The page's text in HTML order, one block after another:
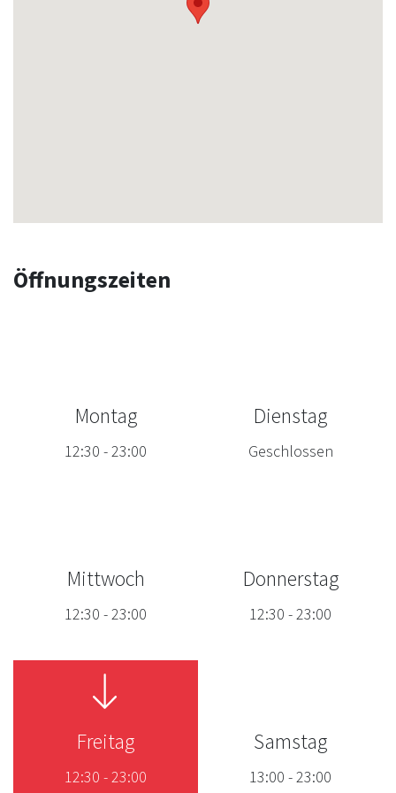
Öffnungszeiten
Montag
12:30 -23:00
Dienstag
Geschlossen
Mittwoch
12:30 -23:00
Donnerstag
12:30 -23:00
Freitag
12:30 -23:00
Samstag
13:00 -23:00